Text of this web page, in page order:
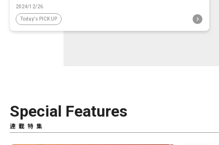
2024/12/26
Today's PICK UP
Special Features
連載特集